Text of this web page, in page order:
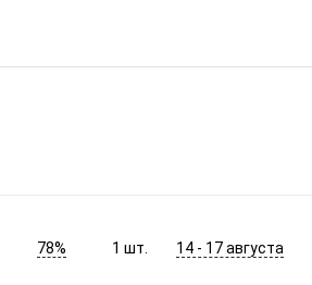
78% 1 шт. 14 - 17 августа